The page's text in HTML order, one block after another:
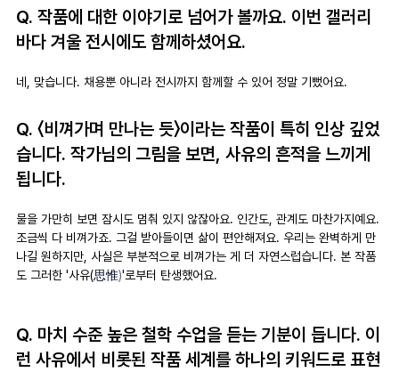
Q. 작품에 대한 이야기로 넘어가 볼까요. 이번 갤러리
바다 겨울 전시에도 함께하셨어요.
네, 맞습니다. 채용뿐 아니라 전시까지 함께할 수 있어 정말 기뻤어요.
Q. 〈비껴가며 만나는 듯〉이라는 작품이 특히 인상 깊었
습니다. 작가님의 그림을 보면, 사유의 흔적을 느끼게
됩니다.
물을 가만히 보면 잠시도 멈춰 있지 않잖아요. 인간도, 관계도 마찬가지예요.
조금씩 다 비껴가죠. 그걸 받아들이면 삶이 편안해져요. 우리는 완벽하게 만
나길 원하지만, 사실은 부분적으로 비껴가는 게 더 자연스럽습니다. 본 작품
도 그러한 '사유(思惟)'로부터 탄생했어요.
Q. 마치 수준 높은 철학 수업을 듣는 기분이 듭니다. 이
런 사유에서 비롯된 작품 세계를 하나의 키워드로 표현